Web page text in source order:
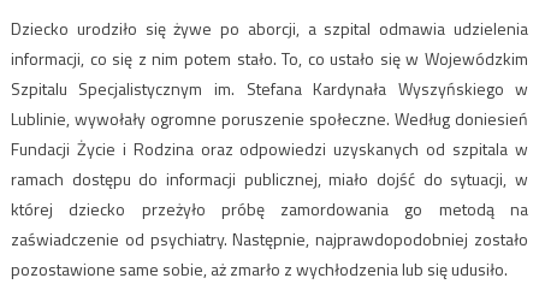
Dziecko urodziło się żywe po aborcji, a szpital odmawia udzielenia
informacji, co się z nim potem stało. To, co ustało się w Wojewódzkim
Szpitalu Specjalistycznym im. Stefana Kardynała Wyszyńskiego w
Lublinie, wywołały ogromne poruszenie społeczne. Według doniesień
Fundacji Życie i Rodzina oraz odpowiedzi uzyskanych od szpitala w
ramach dostępu do informacji publicznej, miało dojść do sytuacji, w
której dziecko przeżyło próbę zamordowania go metodą na
zaświadczenie od psychiatry. Następnie, najprawdopodobniej zostało
pozostawione same sobie, aż zmarło z wychłodzenia lub się udusiło.